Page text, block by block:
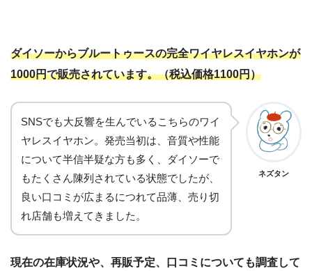
ダイソーからブルートゥースの完全ワイヤレスイヤホンが
1000円で販売されています。（税込価格1100円）
SNSでも大反響を生んでいるこちらのワイ
ヤレスイヤホン。発売当初は、音質や性能
について半信半疑な方も多く、ダイソーで
もたくさん陳列されている状態でしたが、
良い口コミが広まるにつれて品薄、売り切
れ店舗も増えてきました。
ネズタン
現在の在庫状況や、再販予定、口コミについても調査して